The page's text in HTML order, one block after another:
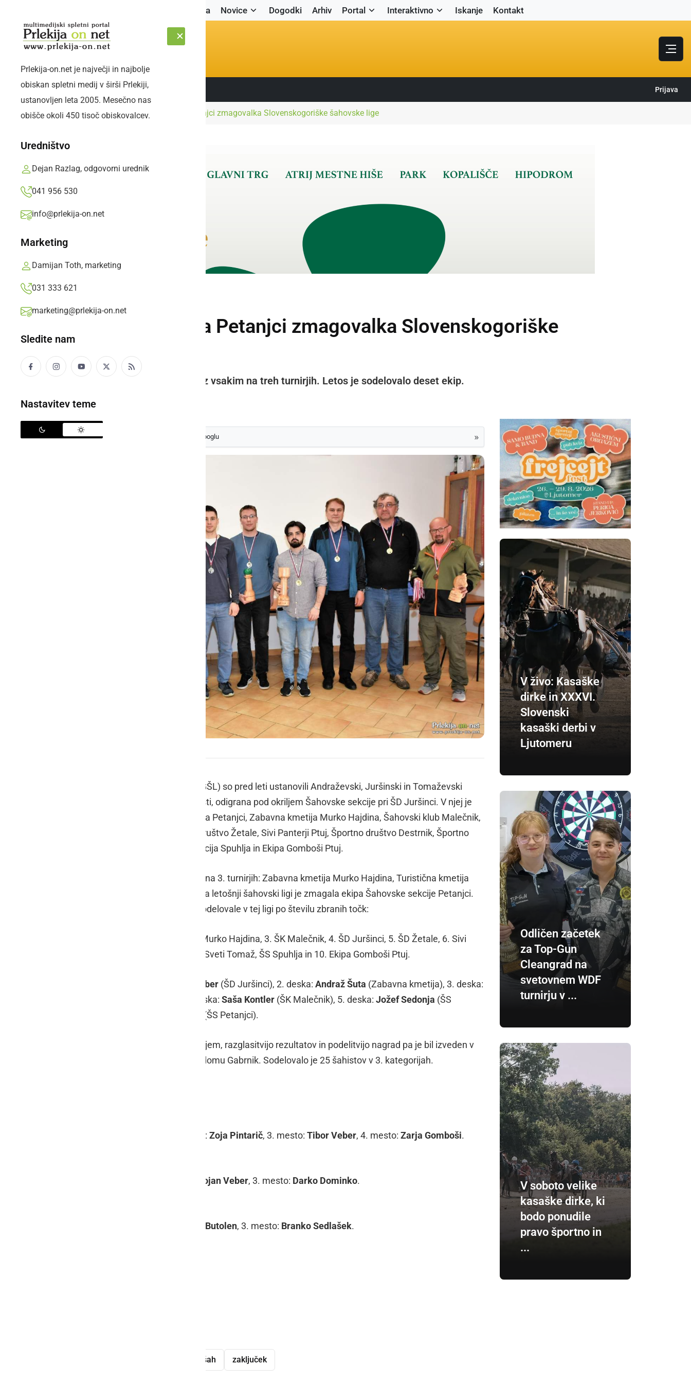
Naslovnica Novice Dogodki Arhiv Portal Interaktivno Iskanje Kontakt
SOBOTA, 8. AVGUST 2026 Sledite nam: Prijava
Prlekija-on.net je največji in najbolje
obiskan spletni medij v širši Prlekiji,
ustanovljen leta 2005. Mesečno nas
obišče okoli 450 tisoč obiskovalcev.
Uredništvo
Dejan Razlag, odgovorni urednik
041 956 530
info@prlekija-on.net
Marketing
Damijan Toth, marketing
031 333 621
marketing@prlekija-on.net
Sledite nam
Nastavitev teme
Naslovnica ŠportŠahovska sekcija Petanjci zmagovalka Slovenskogoriške šahovske lige
Šahovska sekcija Petanjci zmagovalka Slovenskogoriške
šahovske lige
Odigrano je bilo devet kol vsak z vsakim na treh turnirjih. Letos je sodelovalo deset ekip.
IzberitePrlekijo kot svoj prednostni vir na Googlu »
Slovenskogoriško šahovsko ligo (SGŠL) so pred leti ustanovili Andraževski, Juršinski in Tomaževski
šahisti. Letošnja je bila že 16. po vrsti, odigrana pod okriljem Šahovske sekcije pri ŠD Juršinci. V njej je
sodelovalo 10 ekip: Šahovska sekcija Petanjci, Zabavna kmetija Murko Hajdina, Šahovski klub Malečnik,
Športno društvo Juršinci, Športno društvo Žetale, Sivi Panterji Ptuj, Športno društvo Destrnik, Športno
društvo Sveti Tomaž, Šahovska sekcija Spuhlja in Ekipa Gomboši Ptuj.
Odigrano je bilo 9 kol vsak z vsakim na 3. turnirjih: Zabavna kmetija Murko Hajdina, Turistična kmetija
Amur Bodkovci in pri Sv. Tomažu. Na letošnji šahovski ligi je zmagala ekipa Šahovske sekcije Petanjci.
Zaključni vrsti red vseh ekip, ki so sodelovale v tej ligi po številu zbranih točk:
1. ŠS Petajnci, 2. Zabavna kmetija Murko Hajdina, 3. ŠK Malečnik, 4. ŠD Juršinci, 5. ŠD Žetale, 6. Sivi
Panterji Ptuj, 7. ŠD Desternik, 8. ŠD Sveti Tomaž, ŠS Spuhlja in 10. Ekipa Gomboši Ptuj.
Bojan Veber (ŠD Juršinci), 2. deska: Andraž Šuta (Zabavna kmetija), 3. deska:
(ŠD Žetale), 4. deska: Saša Kontler (ŠK Malečnik), 5. deska: Jožef Sedonja (ŠS
(ŠS Petanjci).
Zaključek lige s hitropoteznim turnirjem, razglasitvijo rezultatov in podelitvijo nagrad pa je bil izveden v
nedeljo, 7. maja 2023, v gasilskem domu Gabrnik. Sodelovalo je 25 šahistov v 3. kategorijah.
, 2. mesto: Zoja Pintarič, 3. mesto: Tibor Veber, 4. mesto: Zarja Gomboši.
Bojan Veber, 3. mesto: Darko Dominko.
Anton Butolen, 3. mesto: Branko Sedlašek.
šah zaključek
V živo: Kasaške
dirke in XXXVI.
Slovenski
kasaški derbi v
Ljutomeru
Odličen začetek
za Top-Gun
Cleangrad na
svetovnem WDF
turnirju v ...
V soboto velike
kasaške dirke, ki
bodo ponudile
pravo športno in
...